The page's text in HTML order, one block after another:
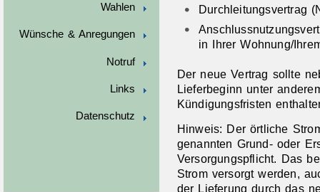
Wahlen
Wünsche & Anregungen
Notruf
Links
Datenschutz
Durchleitungsvertrag
in Ihrer Wohnung/
Der neue Vertrag sollte
Lieferbeginn unter
Kündigungsfristen
Hinweis: Der örtliche
genannten Grund- oder
Versorgungspflicht. Das
Strom versorgt werden,
der Lieferung durch das